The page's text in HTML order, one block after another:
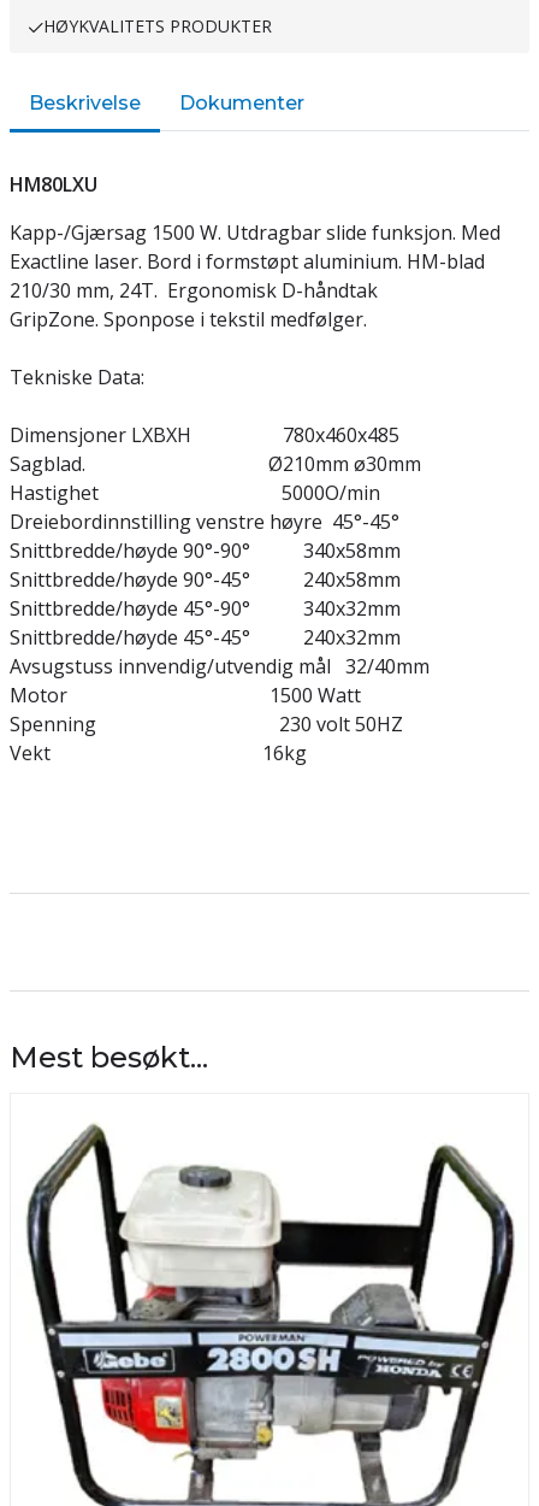
HØYKVALITETS PRODUKTER
Beskrivelse Dokumenter
HM80LXU
Kapp-/Gjærsag 1500 W. Utdragbar slide funksjon. Med
Exactline laser. Bord i formstøpt aluminium. HM-blad
210/30 mm, 24T. Ergonomisk D-håndtak
GripZone. Sponpose i tekstil medfølger.
Tekniske Data:
Dimensjoner LXBXH 780x460x485
Sagblad. Ø210mm ø30mm
Hastighet 5000O/min
Dreiebordinnstilling venstre høyre 45°-45°
Snittbredde/høyde 90°-90° 340x58mm
Snittbredde/høyde 90°-45° 240x58mm
Snittbredde/høyde 45°-90° 340x32mm
Snittbredde/høyde 45°-45° 240x32mm
Avsugstuss innvendig/utvendig mål 32/40mm
Motor 1500 Watt
Spenning 230 volt 50HZ
Vekt 16kg
Mest besøkt...